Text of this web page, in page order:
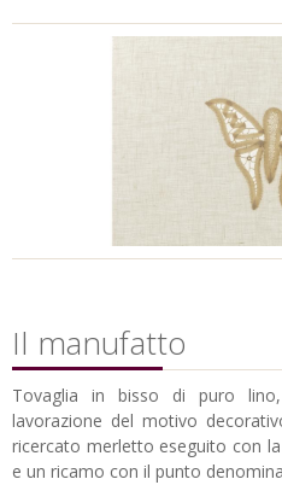
Il manufatto
Tovaglia in bisso di puro
lavorazione del motivo
ricercato merletto eseguito con
e un ricamo con il punto